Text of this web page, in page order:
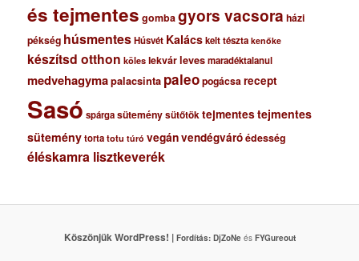
és tejmentes gombagyors vacsora házi
pékség húsmentesHúsvét Kalácskelt tészta kenőke
készítsd otthon köles lekvárlevesmaradéktalanul
medvehagymapalacsinta paleopogácsarecept
Sasó spárgasüteménysütőtöktejmentestejmentes
süteménytorta totu túró vegánvendégváróédesség
éléskamra lisztkeverék
Köszönjük WordPress! | Fordítás: DjZoNeés FYGureout